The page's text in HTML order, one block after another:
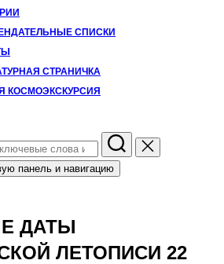
СПИСКИ
СТРАНИЧКА
КОСМОЭКСКУРСИЯ
панель и навигацию
ДАТЫ
ЛЕТОПИСИ 22